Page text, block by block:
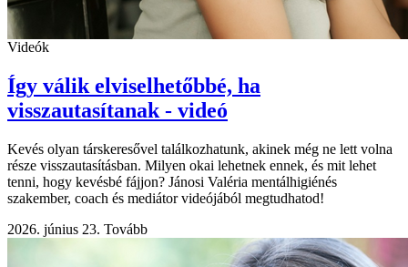
Videók
Így válik elviselhetőbbé, ha
visszautasítanak - videó
Kevés olyan társkeresővel találkozhatunk, akinek még ne lett volna
része visszautasításban. Milyen okai lehetnek ennek, és mit lehet
tenni, hogy kevésbé fájjon? Jánosi Valéria mentálhigiénés
szakember, coach és mediátor videójából megtudhatod!
2026. június 23. Tovább